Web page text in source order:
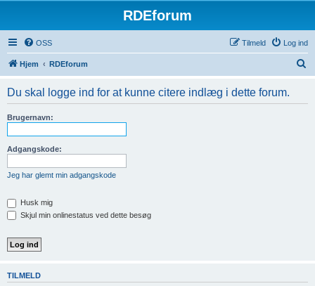
RDEforum
OSS Log ind
Tilmeld
Hjem RDEforum
Du skal logge ind for at kunne citere indlæg i dette forum.
Brugernavn:
Adgangskode:
Jeg har glemt min adgangskode
Husk mig
Skjul min onlinestatus ved dette besøg
TILMELD